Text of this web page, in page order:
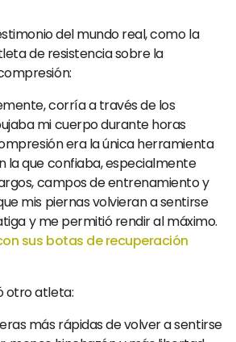
del mundo real, como la
de resistencia sobre la
corría a través de los
mi cuerpo durante horas
era la única herramienta
la que confiaba, especialmente
campos de entrenamiento y
mis piernas volvieran a sentirse
y me permitió rendir al máximo.
sus botas de recuperación
otro atleta:
más rápidas de volver a sentirse